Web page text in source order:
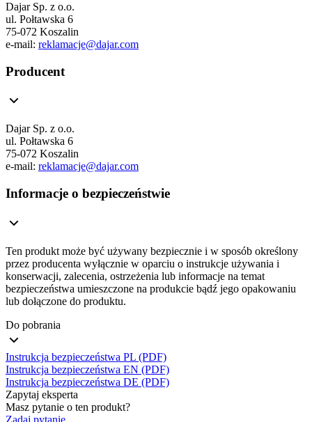
Dajar Sp. z o.o.
ul. Połtawska 6
75-072 Koszalin
e-mail: reklamacje@dajar.com
Producent
Dajar Sp. z o.o.
ul. Połtawska 6
75-072 Koszalin
e-mail: reklamacje@dajar.com
Informacje o bezpieczeństwie
Ten produkt może być używany bezpiecznie i w sposób określony
przez producenta wyłącznie w oparciu o instrukcje używania i
konserwacji, zalecenia, ostrzeżenia lub informacje na temat
bezpieczeństwa umieszczone na produkcie bądź jego opakowaniu
lub dołączone do produktu.
Do pobrania
Instrukcja bezpieczeństwa PL (PDF)
Instrukcja bezpieczeństwa EN (PDF)
Instrukcja bezpieczeństwa DE (PDF)
Zapytaj eksperta
Masz pytanie o ten produkt?
Zadaj pytanie